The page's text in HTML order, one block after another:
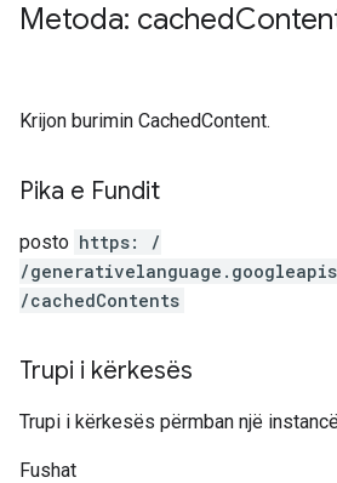
Metoda: cached
Krijon burimin CachedContent.
Pika e Fundit
posto https: /
/
/cachedContents
Trupi i kërkesës
Trupi i kërkesës përmban një
Fushat